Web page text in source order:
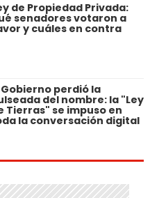
de Propiedad Privada:
senadores votaron a
y cuáles en contra
Gobierno perdió la
del nombre: la "Ley
Tierras" se impuso en
la conversación digital